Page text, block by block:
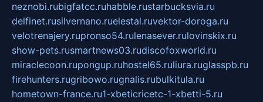
neznobi.rubigfatcc.ruhabble.rustarbucksvia.ru
delfinet.rusilvernano.ruelestal.ruvektor-doroga.ru
velotrenajery.rupronso54.rulenasever.rulovinskix.ru
show-pets.rusmartnews03.rudiscofoxworld.ru
miraclecoon.rupongup.ruhostel65.ruliura.ruglasspb.ru
firehunters.rugribowo.rugnalis.rubulkitula.ru
hometown-france.ru1-xbeticricetc-1-xbetti-5.ru